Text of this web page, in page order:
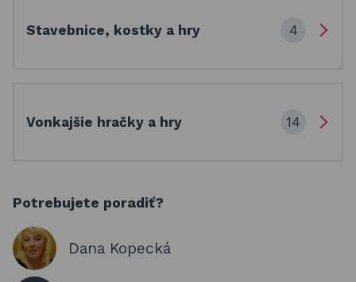
Stavebnice, kostky a hry 4
Vonkajšie hračky a hry 14
Potrebujete poradiť?
Dana Kopecká